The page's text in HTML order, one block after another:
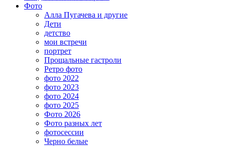
Фото
Алла Пугачева и другие
Дети
детство
мои встречи
портрет
Прощальные гастроли
Ретро фото
фото 2022
фото 2023
фото 2024
фото 2025
Фото 2026
Фото разных лет
фотосессии
Черно белые